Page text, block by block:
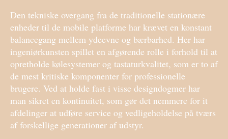
Den tekniske overgang fra de traditionelle stationære
enheder til de mobile platforme har krævet en konstant
balancegang mellem ydeevne og bærbarhed. Her har
ingeniørkunsten spillet en afgørende rolle i forhold til at
opretholde kølesystemer og tastaturkvalitet, som er to af
de mest kritiske komponenter for professionelle
brugere. Ved at holde fast i visse designdogmer har
man sikret en kontinuitet, som gør det nemmere for it
afdelinger at udføre service og vedligeholdelse på tværs
af forskellige generationer af udstyr.